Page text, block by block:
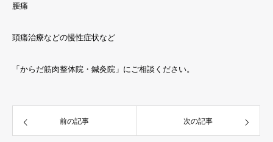
腰痛
頭痛治療などの慢性症状など
「からだ筋肉整体院・鍼灸院」にご相談ください。
前の記事 次の記事